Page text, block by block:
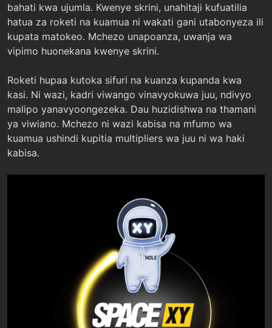
bahati kwa ujumla. Kwenye skrini, unahitaji kufuatilia
hatua za roketi na kuamua ni wakati gani utabonyeza ili
kupata matokeo. Mchezo unapoanza, uwanja wa
vipimo huonekana kwenye skrini.
Roketi hupaa kutoka sifuri na kuanza kupanda kwa
kasi. Ni wazi, kadri viwango vinavyokuwa juu, ndivyo
malipo yanavyoongezeka. Dau huzidishwa na thamani
ya viwiano. Mchezo ni wazi kabisa na mfumo wa
kuamua ushindi kupitia multipliers wa juu ni wa haki
kabisa.